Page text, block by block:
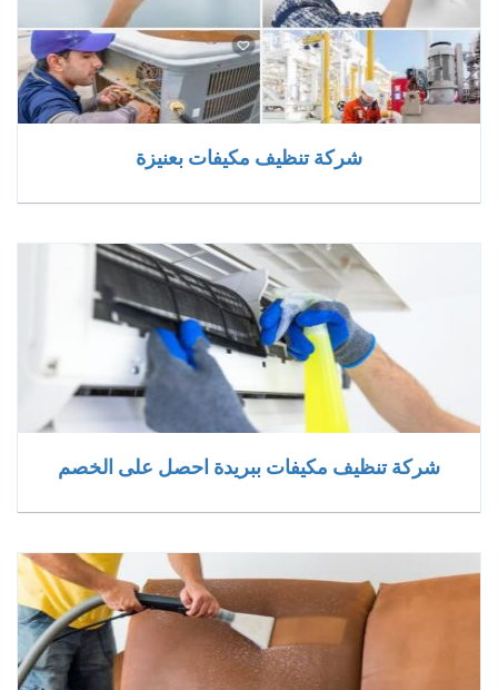
شركة تنظيف مكيفات بعنيزة
شركة تنظيف مكيفات ببريدة احصل على الخصم